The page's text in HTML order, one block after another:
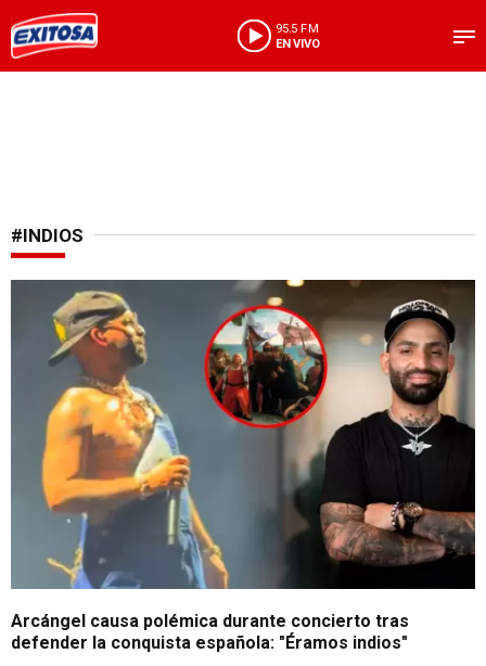
95.5 FM
EN VIVO
#INDIOS
Concierto y debate histórico
Arcángel causa polémica durante concierto tras
defender la conquista española: "Éramos indios"